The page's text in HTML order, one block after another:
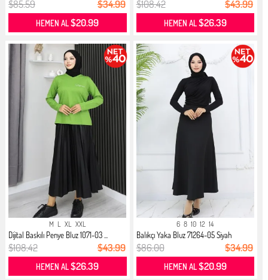
$85.59 $34.99
HEMEN AL$20.99
$108.42 $43.99
HEMEN AL$26.39
M L XL XXL
Dijital Baskılı Penye Bluz 1071-03 ...
$108.42 $43.99
HEMEN AL$26.39
6 8 10 12 14
Balıkçı Yaka Bluz 71264-05 Siyah
$86.00 $34.99
HEMEN AL$20.99